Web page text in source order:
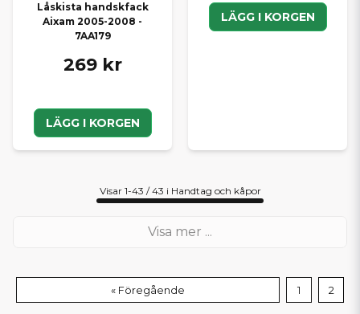
Låskista handskfack
Aixam 2005-2008 -
7AA179
269 kr
LÄGG I KORGEN
LÄGG I KORGEN
Visar 1-43 / 43 i Handtag och kåpor
Visa mer ...
« Föregående 1 2